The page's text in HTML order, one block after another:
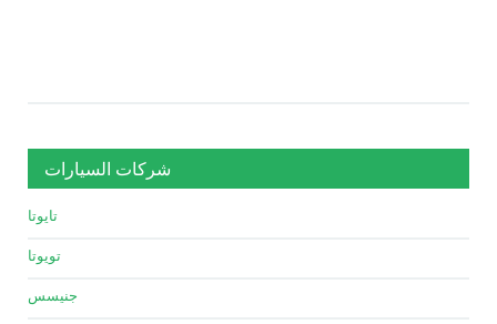
شركات السيارات
تايوتا
تويوتا
جنيسس